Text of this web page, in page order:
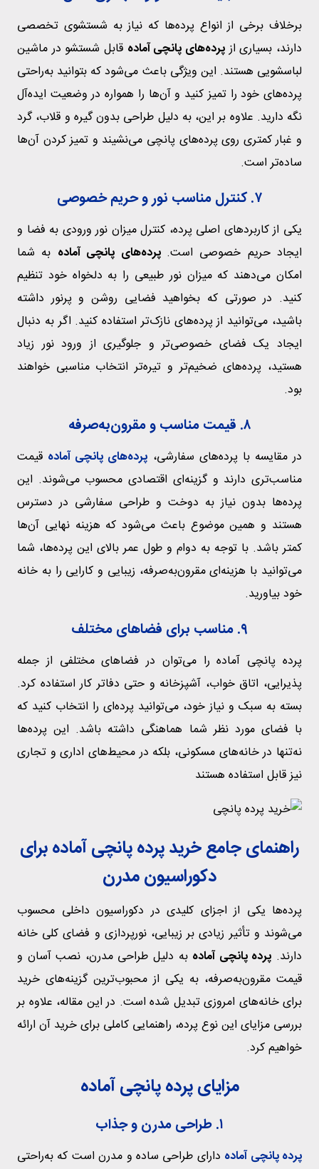
برخلاف برخی از انواع پرده‌ها که نیاز به شستشوی تخصصی
دارند، بسیاری ازپرده‌های پانچی آماده قابل شستشو در ماشین
لباسشویی هستند. این ویژگی باعث می‌شود که بتوانید به‌راحتی
پرده‌های خود را تمیز کنید و آن‌ها را همواره در وضعیت ایده‌آل
نگه دارید. علاوه بر این، به دلیل طراحی بدون گیره و قلاب، گرد
و غبار کمتری روی پرده‌های پانچی می‌نشیند و تمیز کردن آن‌ها
ساده‌تر است.
۷. کنترل مناسب نور و حریم خصوصی
یکی از کاربردهای اصلی پرده، کنترل میزان نور ورودی به فضا و
ایجاد حریم خصوصی است. پرده‌های پانچی آماده به شما
امکان می‌دهند که میزان نور طبیعی را به دلخواه خود تنظیم
کنید. در صورتی که بخواهید فضایی روشن و پرنور داشته
باشید، می‌توانید از پرده‌های نازک‌تر استفاده کنید. اگر به دنبال
ایجاد یک فضای خصوصی‌تر و جلوگیری از ورود نور زیاد
هستید، پرده‌های ضخیم‌تر و تیره‌تر انتخاب مناسبی خواهند
بود.
۸. قیمت مناسب و مقرون‌به‌صرفه
در مقایسه با پرده‌های سفارشی، پرده‌های پانچی آماده قیمت
مناسب‌تری دارند و گزینه‌ای اقتصادی محسوب می‌شوند. این
پرده‌ها بدون نیاز به دوخت و طراحی سفارشی در دسترس
هستند و همین موضوع باعث می‌شود که هزینه نهایی آن‌ها
کمتر باشد. با توجه به دوام و طول عمر بالای این پرده‌ها، شما
می‌توانید با هزینه‌ای مقرون‌به‌صرفه، زیبایی و کارایی را به خانه
خود بیاورید.
۹. مناسب برای فضاهای مختلف
پرده پانچی آماده را می‌توان در فضاهای مختلفی از جمله
پذیرایی، اتاق خواب، آشپزخانه و حتی دفاتر کار استفاده کرد.
بسته به سبک و نیاز خود، می‌توانید پرده‌ای را انتخاب کنید که
با فضای مورد نظر شما هماهنگی داشته باشد. این پرده‌ها
نه‌تنها در خانه‌های مسکونی، بلکه در محیط‌های اداری و تجاری
نیز قابل استفاده هستند
راهنمای جامع خرید پرده پانچی آماده برای
دکوراسیون مدرن
پرده‌ها یکی از اجزای کلیدی در دکوراسیون داخلی محسوب
می‌شوند و تأثیر زیادی بر زیبایی، نورپردازی و فضای کلی خانه
دارند. پرده پانچی آماده به دلیل طراحی مدرن، نصب آسان و
قیمت مقرون‌به‌صرفه، به یکی از محبوب‌ترین گزینه‌های خرید
برای خانه‌های امروزی تبدیل شده است. در این مقاله، علاوه بر
بررسی مزایای این نوع پرده، راهنمایی کاملی برای خرید آن ارائه
خواهیم کرد.
مزایای پرده پانچی آماده
۱. طراحی مدرن و جذاب
پرده پانچی آماده دارای طراحی ساده و مدرن است که به‌راحتی